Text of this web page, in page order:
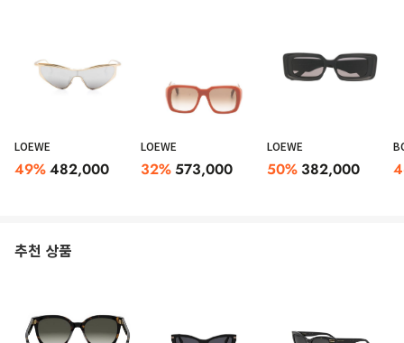
LOEWE
49%482,000
LOEWE
32%573,000
LOEWE
50% 382,000
추천 상품